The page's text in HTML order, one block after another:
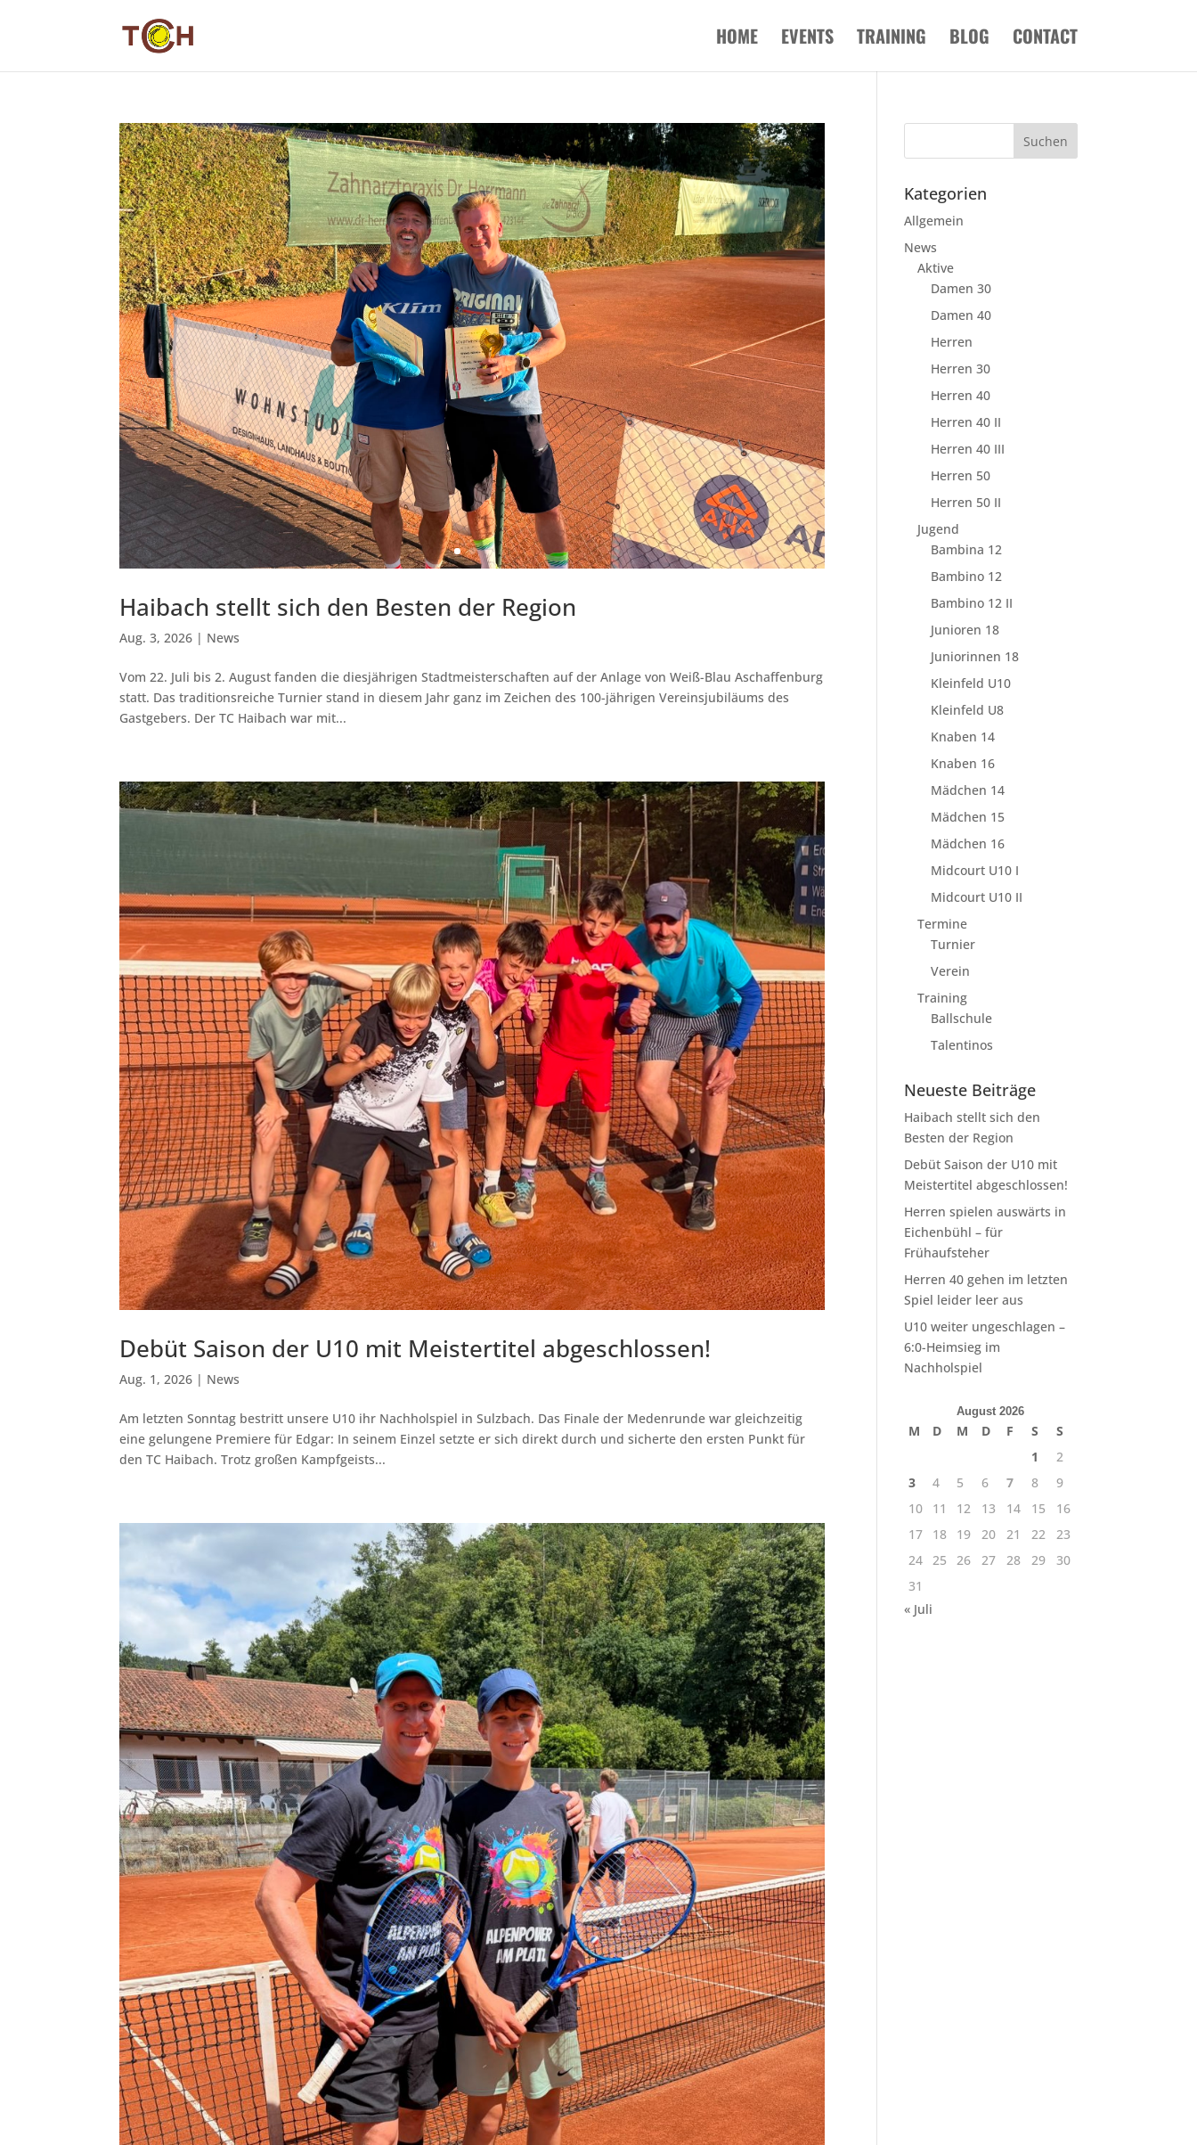
HOME EVENTS TRAINING BLOG CONTACT
Haibach stellt sich den Besten der Region
Aug. 3, 2026 | News
Vom 22. Juli bis 2. August fanden die diesjährigen Stadtmeisterschaften auf der Anlage von Weiß-Blau Aschaffenburg
statt. Das traditionsreiche Turnier stand in diesem Jahr ganz im Zeichen des 100-jährigen Vereinsjubiläums des
Gastgebers. Der TC Haibach war mit...
Debüt Saison der U10 mit Meistertitel abgeschlossen!
Aug. 1, 2026 | News
Am letzten Sonntag bestritt unsere U10 ihr Nachholspiel in Sulzbach. Das Finale der Medenrunde war gleichzeitig
eine gelungene Premiere für Edgar: In seinem Einzel setzte er sich direkt durch und sicherte den ersten Punkt für
den TC Haibach. Trotz großen Kampfgeists...
Kategorien
Allgemein
News
Aktive
Damen 30
Damen 40
Herren
Herren 30
Herren 40
Herren 40 II
Herren 40 III
Herren 50
Herren 50 II
Jugend
Bambina 12
Bambino 12
Bambino 12 II
Junioren 18
Juniorinnen 18
Kleinfeld U10
Kleinfeld U8
Knaben 14
Knaben 16
Mädchen 14
Mädchen 15
Mädchen 16
Midcourt U10 I
Midcourt U10 II
Termine
Turnier
Verein
Training
Ballschule
Talentinos
Neueste Beiträge
Haibach stellt sich den
Besten der Region
Debüt Saison der U10 mit
Meistertitel abgeschlossen!
Herren spielen auswärts in
Eichenbühl – für
Frühaufsteher
Herren 40 gehen im letzten
Spiel leider leer aus
U10 weiter ungeschlagen –
6:0-Heimsieg im
Nachholspiel
August 2026
M D M D F S
S
1
2
3
4 5 6 7 8
9
10
11 12 13 14 15
16
17
18 19 20 21 22
23
24 25 26 27 28 29
30
31
« Juli